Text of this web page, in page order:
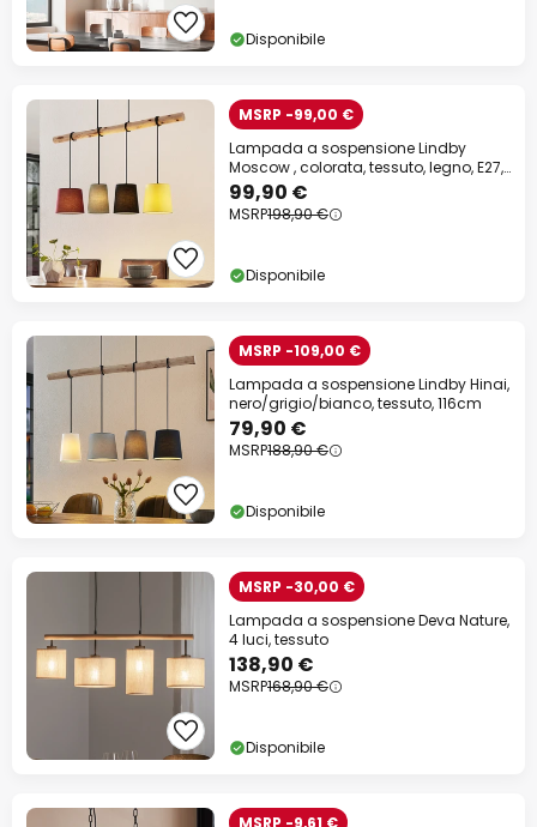
Disponibile
MSRP -99,00 €
Lampada a sospensione Lindby
Moscow , colorata, tessuto, legno, E27,
116 cm
99,90 €
MSRP198,90 €
Disponibile
MSRP -109,00 €
Lampada a sospensione Lindby Hinai,
nero/grigio/bianco, tessuto, 116cm
79,90 €
MSRP188,90 €
Disponibile
MSRP -30,00 €
Lampada a sospensione Deva Nature,
4 luci, tessuto
138,90 €
MSRP168,90 €
Disponibile
MSRP -9,61 €